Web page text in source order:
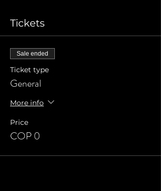
Tickets
Sale ended
Ticket type
General
More info
Price
COP 0